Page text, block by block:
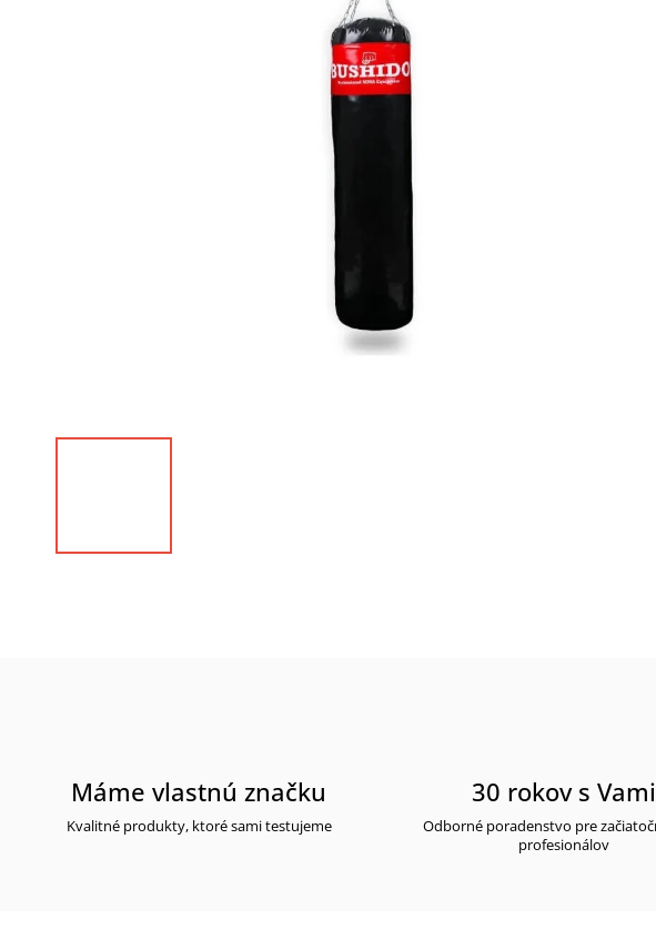
Máme vlastnú značku
Kvalitné produkty, ktoré sami testujeme
30 rokov s Vami
Odborné poradenstvo pre
profesionálov